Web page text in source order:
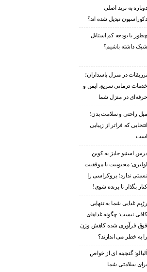
دوباره به ترند اصلی
دکوراسیون تبدیل شده اند؟
چطور با بودجه کم استایل
شیک داشته باشیم؟
تزریقات در منزل پاسداران؛
خدمات درمانی سریع، ایمن و
حرفه‌ای در منزل شما
مبل راحتی و سلامت بدن؛
انتخابی که فراتر از زیبایی
است
درس استیو جابز به کوین
اولیری: محبوبیت با موفقیت
نسبتی ندارد؛ بروکراسی را
کنار بگذار تا برنده شوی!
رژیم غذایی شما به تنهایی
کافی نیست: چگونه غذاهای
فوق فرآوری شده کاهش وزن
را به خطر می اندازند؟
آلبالو: گنجینه ای از خواص
برای سلامتی شما